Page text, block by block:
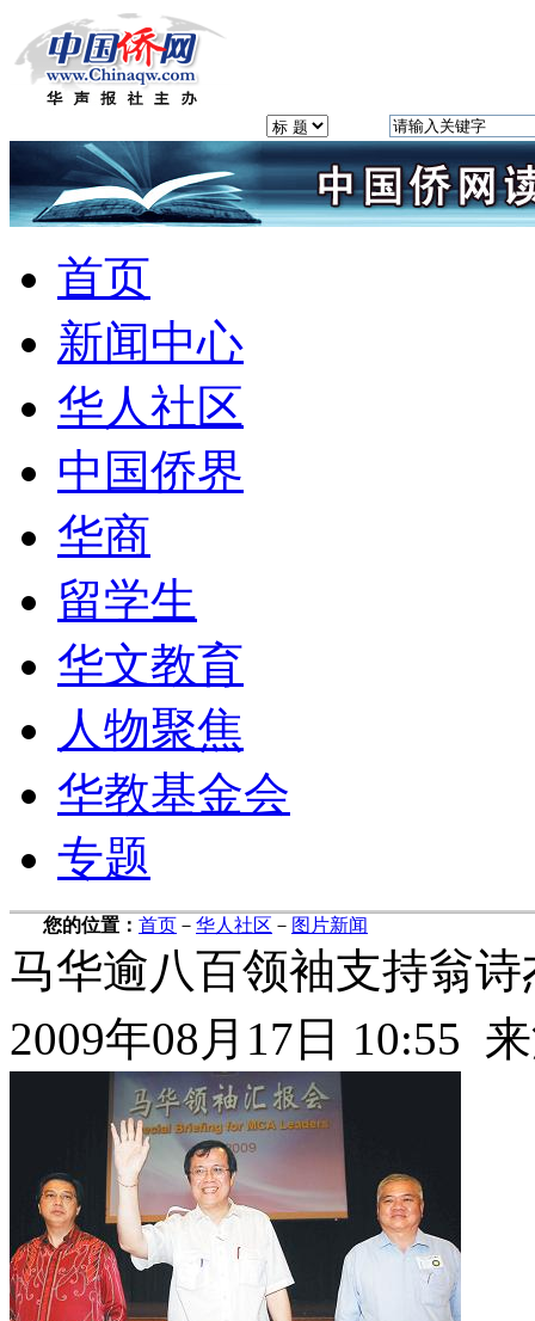
首页
新闻中心
华人社区
中国侨界
华商
留学生
华文教育
人物聚焦
华教基金会
专题
您的位置： 首页 － 华人社区 － 图片新闻
马华逾八百领袖支持翁诗
2009年08月17日 10:55